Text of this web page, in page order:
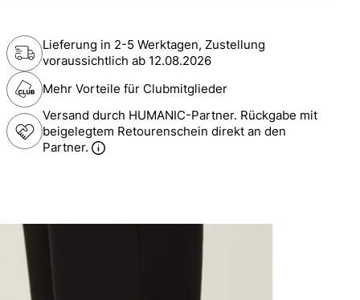
Lieferung in 2-5 Werktagen, Zustellung
voraussichtlich ab 12.08.2026
Mehr Vorteile für Clubmitglieder
Versand durch HUMANIC-Partner. Rückgabe mit
beigelegtem Retourenschein direkt an den
Partner.